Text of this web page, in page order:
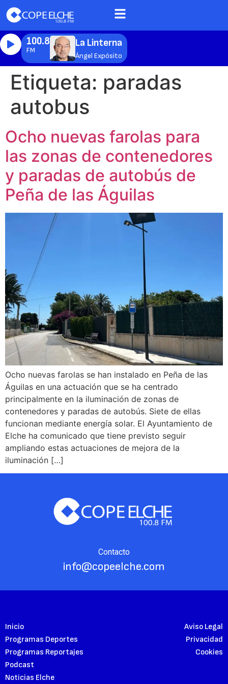
100.8
FM
La Linterna
Ángel Expósito
Etiqueta: paradas
autobus
Ocho nuevas farolas para
las zonas de contenedores
y paradas de autobús de
Peña de las Águilas
Ocho nuevas farolas se han instalado en Peña de las
Águilas en una actuación que se ha centrado
principalmente en la iluminación de zonas de
contenedores y paradas de autobús. Siete de ellas
funcionan mediante energía solar. El Ayuntamiento de
Elche ha comunicado que tiene previsto seguir
ampliando estas actuaciones de mejora de la
iluminación […]
Contacto
info@copeelche.com
Inicio
Programas Deportes
Programas Reportajes
Podcast
Noticias Elche
Aviso Legal
Privacidad
Cookies